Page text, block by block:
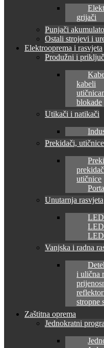
grijači
Punjači
Ostali strojevi i
Elektrooprema i rasvjeta
Produžni i
kabeli
blokade
Utikači i natikači
Prekidači,
utičnice
Unutarnja rasvjeta
LED
Vanjska i radna
i ulična
stropne
Zaštitna oprema
Jednokratni